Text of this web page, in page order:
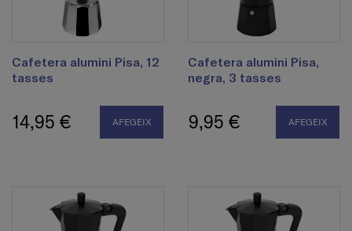
Cafetera alumini Pisa, 12
tasses
14,95 € AFEGEIX
Cafetera alumini Pisa,
negra, 3 tasses
9,95 € AFEGEIX